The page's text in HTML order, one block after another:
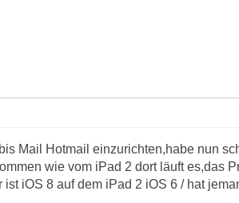
Mail Hotmail einzurichten,habe nun
wie vom iPad 2 dort läuft es,das
iOS 8 auf dem iPad 2 iOS 6 / hat